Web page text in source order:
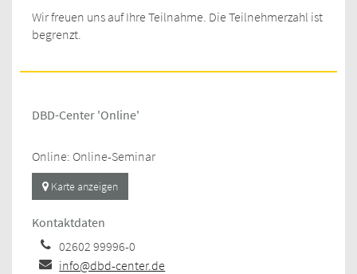
Wir freuen uns auf Ihre Teilnahme. Die Teilnehmerzahl ist
begrenzt.
DBD-Center 'Online'
Online: Online-Seminar
Karte anzeigen
Kontaktdaten
02602 99996-0
info@dbd-center.de